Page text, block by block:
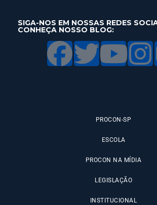
SIGA-NOS EM NOSSAS REDES
CONHEÇA NOSSO BLOG:
PROCON-SP
ESCOLA
PROCON NA MÍDIA
LEGISLAÇÃO
INSTITUCIONAL